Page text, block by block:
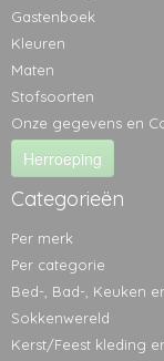
Gastenboek
Kleuren
Maten
Stofsoorten
Onze gegevens en
Herroeping
Categorieën
Per merk
Per categorie
Bed-, Bad-, Keuken
Sokkenwereld
Kerst/Feest kleding